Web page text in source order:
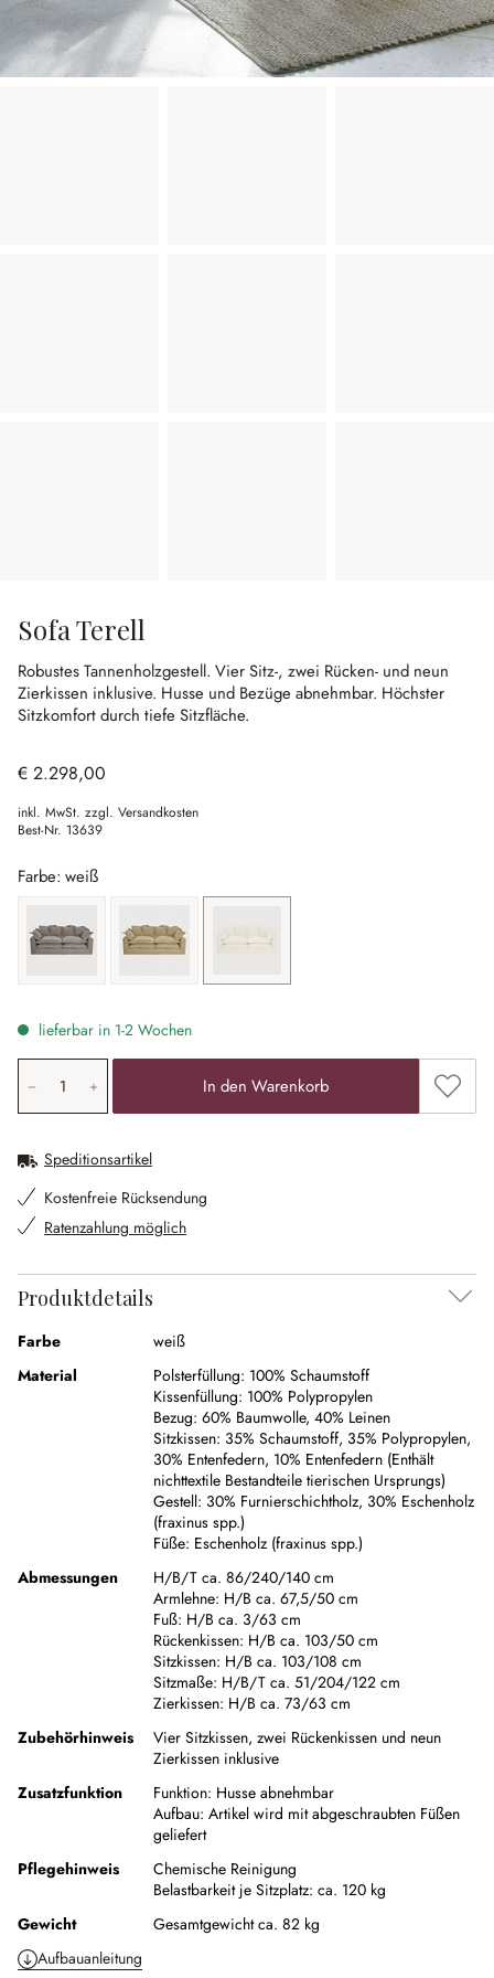
Sofa Terell
Robustes Tannenholzgestell. Vier Sitz-, zwei Rücken- und neun
Zierkissen inklusive. Husse und Bezüge abnehmbar. Höchster
Sitzkomfort durch tiefe Sitzfläche.
€ 2.298,00
inkl. MwSt. zzgl. Versandkosten
Best-Nr. 13639
Farbe: weiß
grau leinen weiß
lieferbar in 1-2 Wochen
Produkt Anzahl: Gib den gewünschten Wert ein oder
In den Warenkorb Zum
Speditionsartikel
Kostenfreie Rücksendung
Ratenzahlung möglich
Produktdetails
Farbe
weiß
Material
Polsterfüllung: 100% Schaumstoff
Kissenfüllung: 100% Polypropylen
Bezug: 60% Baumwolle, 40% Leinen
Sitzkissen: 35% Schaumstoff, 35% Polypropylen,
30% Entenfedern, 10% Entenfedern (Enthält
nichttextile Bestandteile tierischen Ursprungs)
Gestell: 30% Furnierschichtholz, 30% Eschenholz
(fraxinus spp.)
Füße: Eschenholz (fraxinus spp.)
Abmessungen
H/B/T ca. 86/240/140 cm
Armlehne: H/B ca. 67,5/50 cm
Fuß: H/B ca. 3/63 cm
Rückenkissen: H/B ca. 103/50 cm
Sitzkissen: H/B ca. 103/108 cm
Sitzmaße: H/B/T ca. 51/204/122 cm
Zierkissen: H/B ca. 73/63 cm
Zubehörhinweis
Vier Sitzkissen, zwei Rückenkissen und neun
Zierkissen inklusive
Zusatzfunktion
Funktion: Husse abnehmbar
Aufbau: Artikel wird mit abgeschraubten Füßen
geliefert
Pflegehinweis
Chemische Reinigung
Belastbarkeit je Sitzplatz: ca. 120 kg
Gewicht
Gesamtgewicht ca. 82 kg
Aufbauanleitung